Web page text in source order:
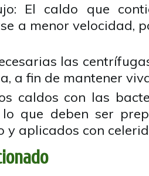
El caldo que
a menor velocidad,
las
a fin de mantener
caldos con las
que deben ser
y aplicados con